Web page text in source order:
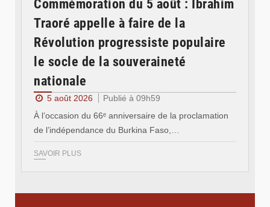
Commémoration du 5 août : Ibrahim
Traoré appelle à faire de la
Révolution progressiste populaire
le socle de la souveraineté
nationale
5 août 2026
Publié à 09h59
À l’occasion du 66ᵉ anniversaire de la proclamation
de l’indépendance du Burkina Faso,…
SAVOIR PLUS